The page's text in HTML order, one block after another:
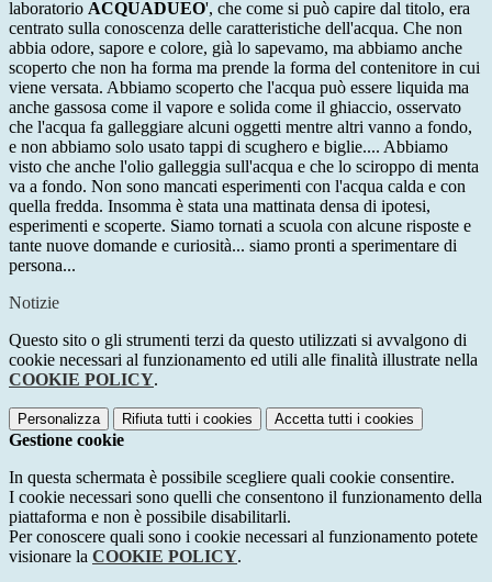
laboratorio ACQUADUEO', che come si può capire dal titolo, era
centrato sulla conoscenza delle caratteristiche dell'acqua. Che non
abbia odore, sapore e colore, già lo sapevamo, ma abbiamo anche
scoperto che non ha forma ma prende la forma del contenitore in cui
viene versata. Abbiamo scoperto che l'acqua può essere liquida ma
anche gassosa come il vapore e solida come il ghiaccio, osservato
che l'acqua fa galleggiare alcuni oggetti mentre altri vanno a fondo,
e non abbiamo solo usato tappi di scughero e biglie.... Abbiamo
visto che anche l'olio galleggia sull'acqua e che lo sciroppo di menta
va a fondo. Non sono mancati esperimenti con l'acqua calda e con
quella fredda. Insomma è stata una mattinata densa di ipotesi,
esperimenti e scoperte. Siamo tornati a scuola con alcune risposte e
tante nuove domande e curiosità... siamo pronti a sperimentare di
persona...
Notizie
Questo sito o gli strumenti terzi da questo utilizzati si avvalgono di
cookie necessari al funzionamento ed utili alle finalità illustrate nella
COOKIE POLICY.
Personalizza Rifiuta tutti i cookies Accetta tutti i cookies
Gestione cookie
In questa schermata è possibile scegliere quali cookie consentire.
I cookie necessari sono quelli che consentono il funzionamento della
piattaforma e non è possibile disabilitarli.
Per conoscere quali sono i cookie necessari al funzionamento potete
visionare la COOKIE POLICY.